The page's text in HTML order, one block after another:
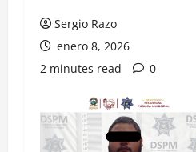
Sergio Razo
enero 8, 2026
2 minutes read
0